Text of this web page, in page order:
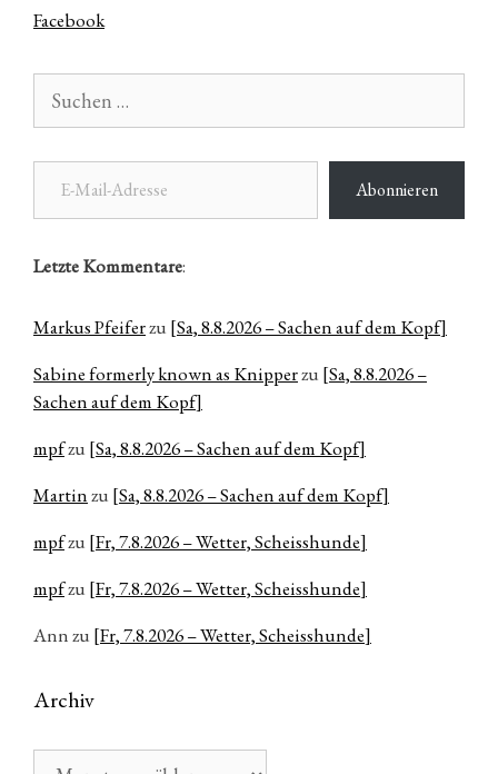
Facebook
nach:
E-Mail-Adresse
Abonnieren
Letzte Kommentare:
Markus Pfeiferzu [Sa, 8.8.2026 – Sachen auf dem Kopf]
Sabine formerly known as Knipperzu [Sa, 8.8.2026 –
Sachen auf dem Kopf]
mpfzu [Sa, 8.8.2026 – Sachen auf dem Kopf]
Martinzu [Sa, 8.8.2026 – Sachen auf dem Kopf]
mpfzu [Fr, 7.8.2026 – Wetter, Scheisshunde]
mpfzu [Fr, 7.8.2026 – Wetter, Scheisshunde]
Annzu [Fr, 7.8.2026 – Wetter, Scheisshunde]
Archiv